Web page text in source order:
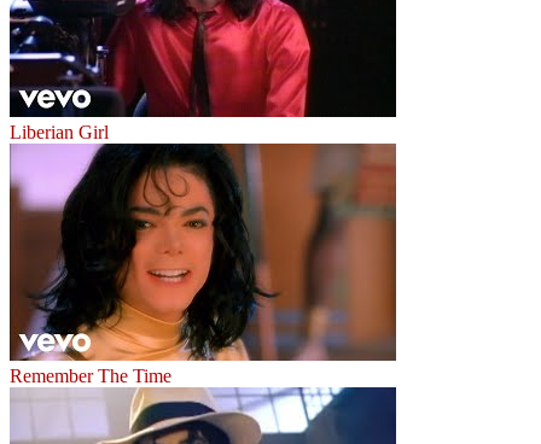
Liberian Girl
Remember The Time